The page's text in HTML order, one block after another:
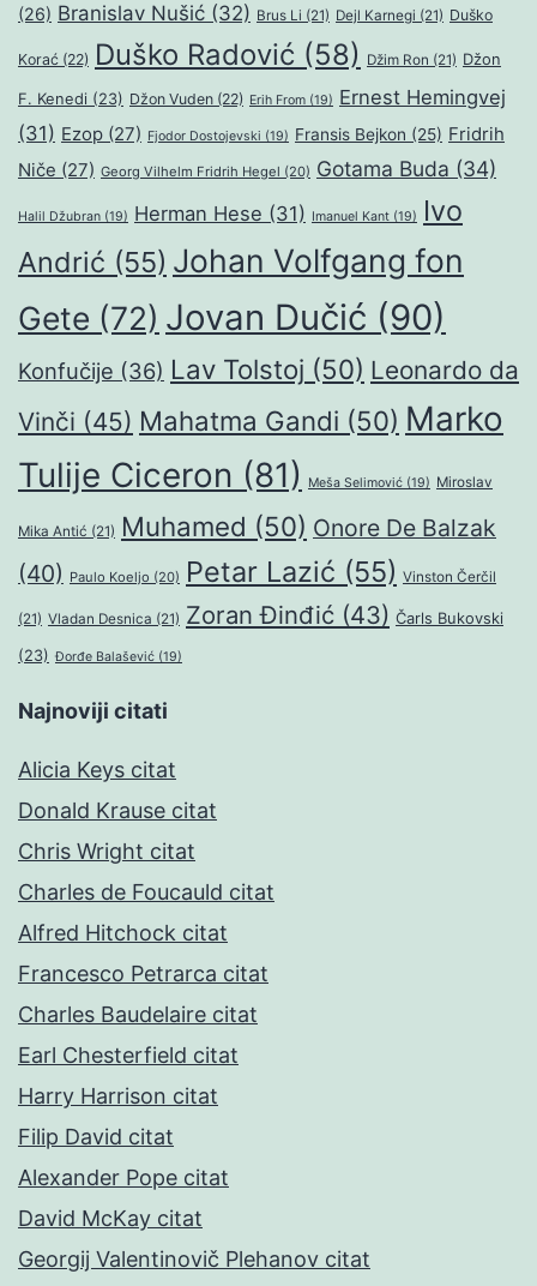
(26) Branislav Nušić (32) Brus Li (21) Dejl Karnegi (21) Duško
Korać (22) Duško Radović (58) Džim Ron (21) Džon
F. Kenedi (23) Džon Vuden (22) Erih From (19) Ernest Hemingvej
(31) Ezop (27) Fjodor Dostojevski (19) Fransis Bejkon (25) Fridrih
Niče (27) Georg Vilhelm Fridrih Hegel (20) Gotama Buda (34)
Halil Džubran (19) Herman Hese (31) Imanuel Kant (19)
Ivo
Andrić (55) Johan Volfgang fon
Gete (72) Jovan Dučić (90)
Konfučije (36) Lav Tolstoj (50) Leonardo da
Vinči (45) Mahatma Gandi (50) Marko
Tulije Ciceron (81) Meša Selimović (19) Miroslav
Mika Antić (21) Muhamed (50) Onore De Balzak
(40) Paulo Koeljo (20) Petar Lazić (55) Vinston Čerčil
(21) Vladan Desnica (21) Zoran Đinđić (43) Čarls Bukovski
(23) Đorđe Balašević (19)
Najnoviji citati
Alicia Keys citat
Donald Krause citat
Chris Wright citat
Charles de Foucauld citat
Alfred Hitchock citat
Francesco Petrarca citat
Charles Baudelaire citat
Earl Chesterfield citat
Harry Harrison citat
Filip David citat
Alexander Pope citat
David McKay citat
Georgij Valentinovič Plehanov citat